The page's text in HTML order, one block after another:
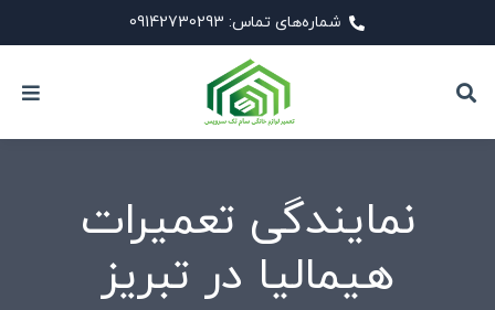
شماره‌های تماس: 09142730293
نمایندگی تعمیرات
هیمالیا در تبریز